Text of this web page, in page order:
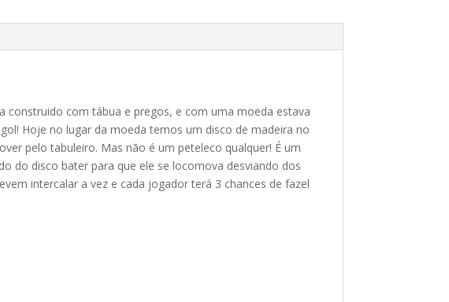
construido com tábua e pregos, e com uma moeda estava
Hoje no lugar da moeda temos um disco de madeira no
pelo tabuleiro. Mas não é um peteleco qualquer! É um
do disco bater para que ele se locomova desviando dos
intercalar a vez e cada jogador terá 3 chances de fazel